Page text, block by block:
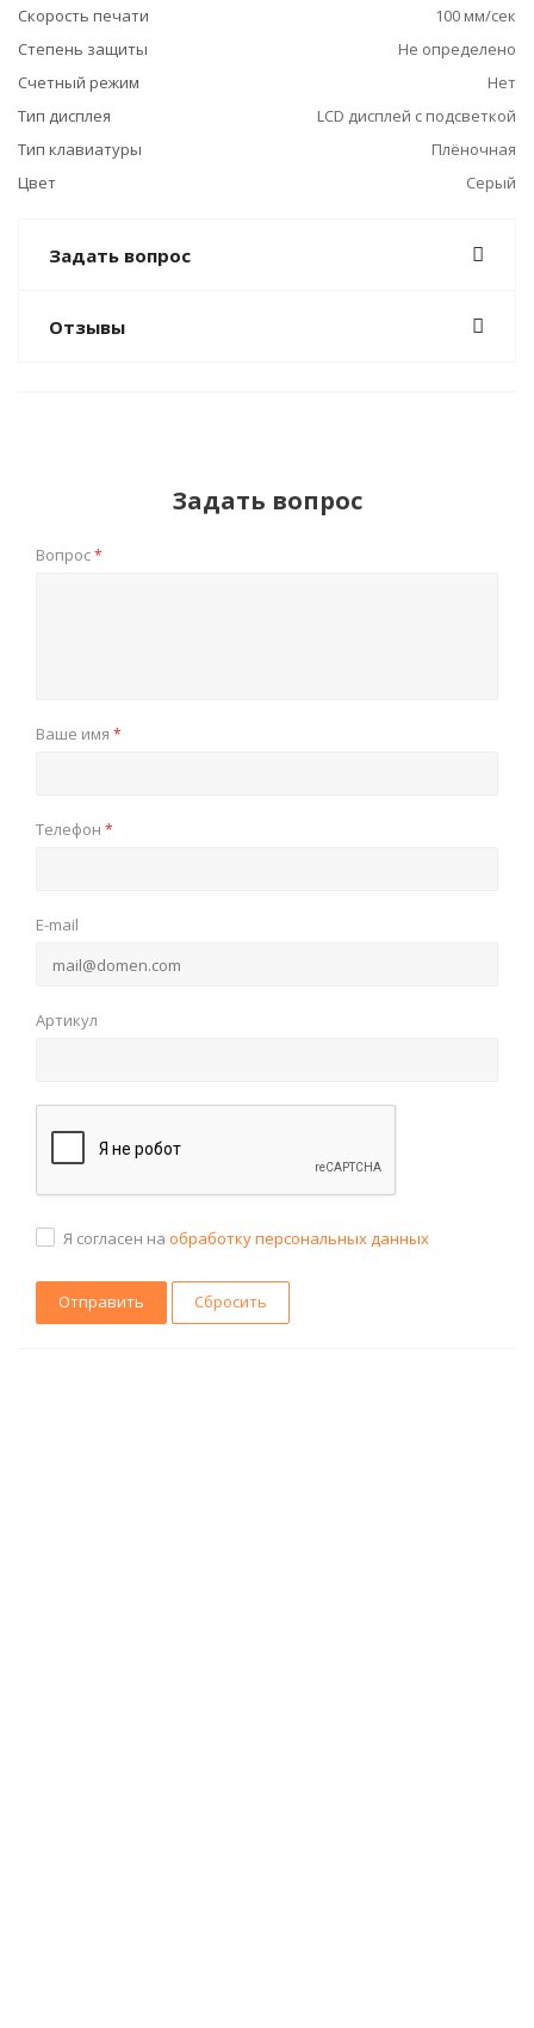
Скорость печати
100 мм/сек
Степень защиты
Не определено
Счетный режим
Нет
Тип дисплея
LCD дисплей с подсветкой
Тип клавиатуры
Плёночная
Цвет
Серый
Задать вопрос
Отзывы
Задать вопрос
Вопрос*
Ваше имя *
Телефон *
E-mail
Артикул
Я согласен на обработку персональных данных
Сбросить